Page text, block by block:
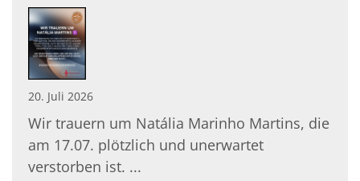
20. Juli 2026
Wir trauern um Natália Marinho Martins, die
am 17.07. plötzlich und unerwartet
verstorben ist. ...